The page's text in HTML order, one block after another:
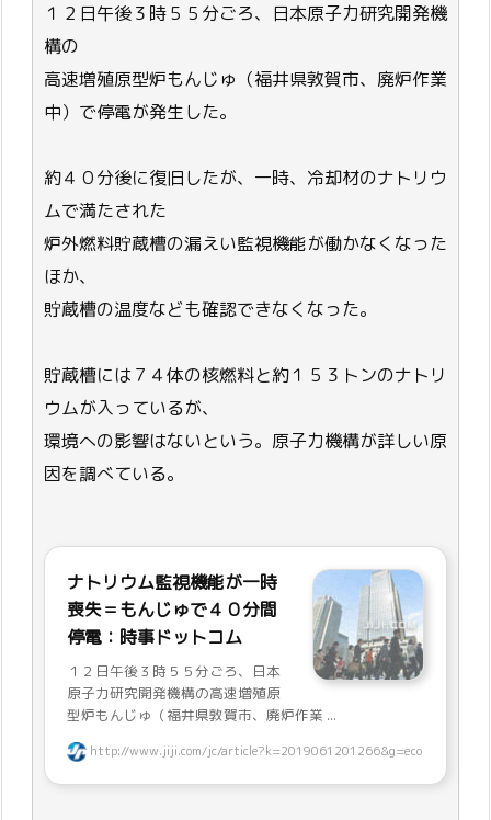
１２日午後３時５５分ごろ、日本原子力研究開発機
構の
高速増殖原型炉もんじゅ（福井県敦賀市、廃炉作業
中）で停電が発生した。
約４０分後に復旧したが、一時、冷却材のナトリウ
ムで満たされた
炉外燃料貯蔵槽の漏えい監視機能が働かなくなった
ほか、
貯蔵槽の温度なども確認できなくなった。
貯蔵槽には７４体の核燃料と約１５３トンのナトリ
ウムが入っているが、
環境への影響はないという。原子力機構が詳しい原
因を調べている。
ナトリウム監視機能が一時
喪失＝もんじゅで４０分間
停電：時事ドットコム
１２日午後３時５５分ごろ、日本
原子力研究開発機構の高速増殖原
型炉もんじゅ（福井県敦賀市、廃炉作業 ...
http://www.jiji.com/jc/article?k=2019061201266&g=eco